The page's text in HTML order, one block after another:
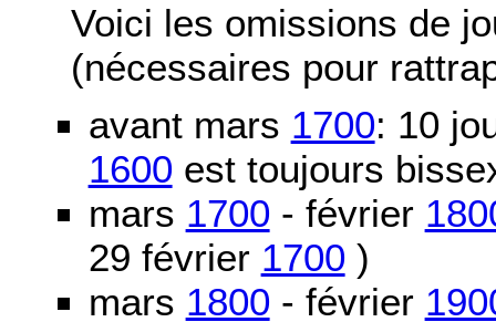
Voici les omissions de
(nécessaires pour
avant mars 1700: 10
1600 est toujours
mars 1700 - février
29 février 1700 )
mars 1800 - février